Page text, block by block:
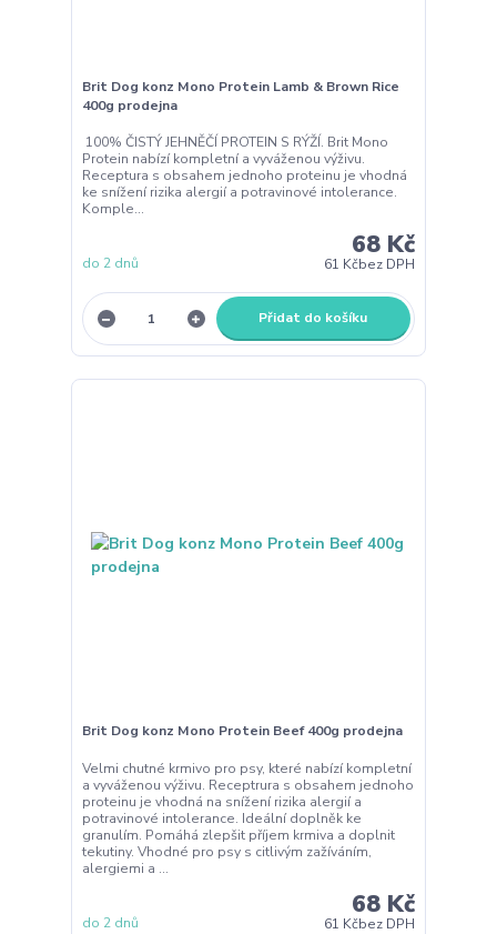
Brit Dog konz Mono Protein Lamb & Brown Rice
400g prodejna
100% ČISTÝ JEHNĚČÍ PROTEIN S RÝŽÍ. Brit Mono
Protein nabízí kompletní a vyváženou výživu.
Receptura s obsahem jednoho proteinu je vhodná
ke snížení rizika alergií a potravinové intolerance.
Komple...
68 Kč
61 Kčbez DPH
do 2 dnů
Přidat do košíku
Brit Dog konz Mono Protein Beef 400g prodejna
Velmi chutné krmivo pro psy, které nabízí kompletní
a vyváženou výživu. Receptrura s obsahem jednoho
proteinu je vhodná na snížení rizika alergií a
potravinové intolerance. Ideální doplněk ke
granulím. Pomáhá zlepšit příjem krmiva a doplnit
tekutiny. Vhodné pro psy s citlivým zažíváním,
alergiemi a ...
68 Kč
61 Kčbez DPH
do 2 dnů